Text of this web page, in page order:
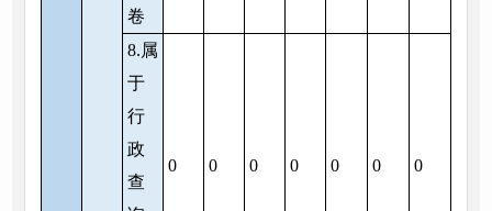
卷
8.属
于
行
政
查
0 0 0 0 0 0 0